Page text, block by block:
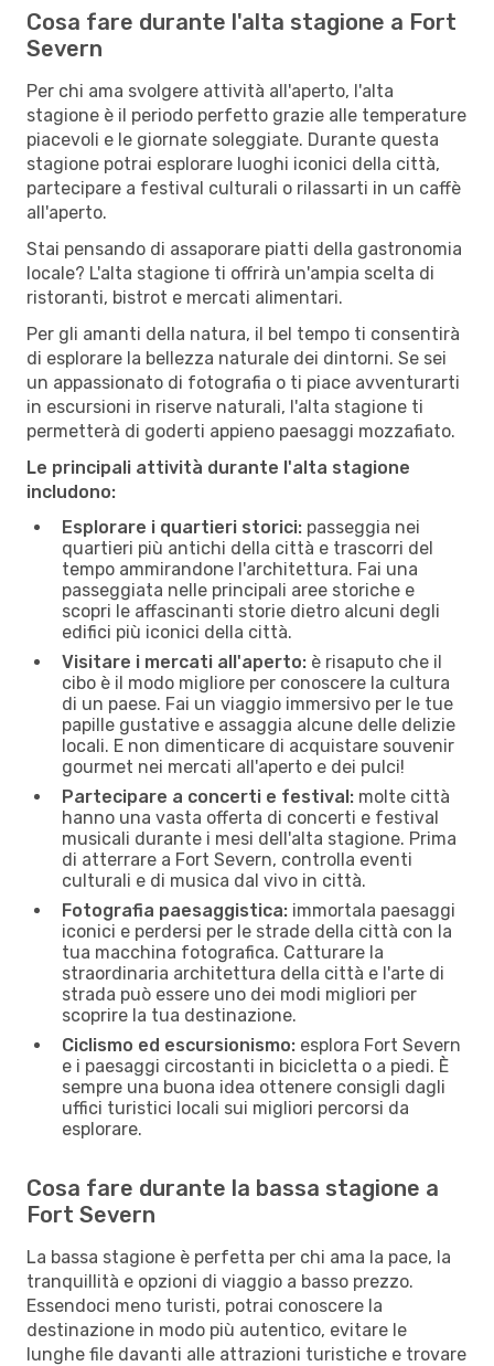
Cosa fare durante l'alta stagione a Fort
Severn
Per chi ama svolgere attività all'aperto, l'alta
stagione è il periodo perfetto grazie alle temperature
piacevoli e le giornate soleggiate. Durante questa
stagione potrai esplorare luoghi iconici della città,
partecipare a festival culturali o rilassarti in un caffè
all'aperto.
Stai pensando di assaporare piatti della gastronomia
locale? L'alta stagione ti offrirà un'ampia scelta di
ristoranti, bistrot e mercati alimentari.
Per gli amanti della natura, il bel tempo ti consentirà
di esplorare la bellezza naturale dei dintorni. Se sei
un appassionato di fotografia o ti piace avventurarti
in escursioni in riserve naturali, l'alta stagione ti
permetterà di goderti appieno paesaggi mozzafiato.
Le principali attività durante l'alta stagione
includono:
Esplorare i quartieri storici: passeggia nei
quartieri più antichi della città e trascorri del
tempo ammirandone l'architettura. Fai una
passeggiata nelle principali aree storiche e
scopri le affascinanti storie dietro alcuni degli
edifici più iconici della città.
Visitare i mercati all'aperto: è risaputo che il
cibo è il modo migliore per conoscere la cultura
di un paese. Fai un viaggio immersivo per le tue
papille gustative e assaggia alcune delle delizie
locali. E non dimenticare di acquistare souvenir
gourmet nei mercati all'aperto e dei pulci!
Partecipare a concerti e festival: molte città
hanno una vasta offerta di concerti e festival
musicali durante i mesi dell'alta stagione. Prima
di atterrare a Fort Severn, controlla eventi
culturali e di musica dal vivo in città.
Fotografia paesaggistica: immortala paesaggi
iconici e perdersi per le strade della città con la
tua macchina fotografica. Catturare la
straordinaria architettura della città e l'arte di
strada può essere uno dei modi migliori per
scoprire la tua destinazione.
Ciclismo ed escursionismo: esplora Fort Severn
e i paesaggi circostanti in bicicletta o a piedi. È
sempre una buona idea ottenere consigli dagli
uffici turistici locali sui migliori percorsi da
esplorare.
Cosa fare durante la bassa stagione a
Fort Severn
La bassa stagione è perfetta per chi ama la pace, la
tranquillità e opzioni di viaggio a basso prezzo.
Essendoci meno turisti, potrai conoscere la
destinazione in modo più autentico, evitare le
lunghe file davanti alle attrazioni turistiche e trovare